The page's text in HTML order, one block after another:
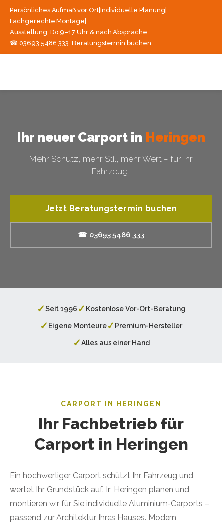
Persönliches Aufmaß vor Ort Individuelle Planung
Fachgerechte Montage
Ausstellung: Do 9–17 Uhr & nach Absprache
☎ 03693 5486 333 Beratungstermin buchen
Ihr neuer Carport in Heringen
Mehr Schutz, mehr Stil, mehr Wert – für Ihr
Fahrzeug!
Jetzt Beratungstermin buchen
☎ 03693 5486 333
✓Seit 1996 ✓ Kostenlose Vor-Ort-Beratung
✓ Eigene Monteure✓ Premium-Hersteller
✓Alles aus einer Hand
CARPORT IN HERINGEN
Ihr Fachbetrieb für
Carport in Heringen
Ein hochwertiger Carport schützt Ihr Fahrzeug und
wertet Ihr Grundstück auf. In Heringen planen und
montieren wir für Sie individuelle Aluminium-Carports –
passend zur Architektur Ihres Hauses. Modern,